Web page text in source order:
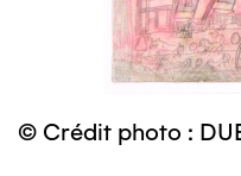
© Crédit photo :